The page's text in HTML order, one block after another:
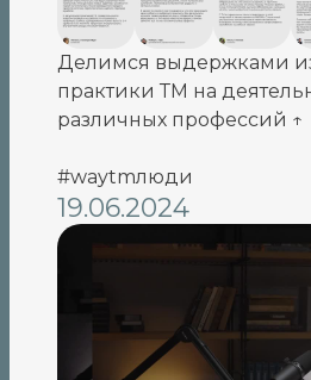
Делимся выдержками
практики ТМ на
различных профессий ↑
#waytmлюди
19.06.2024